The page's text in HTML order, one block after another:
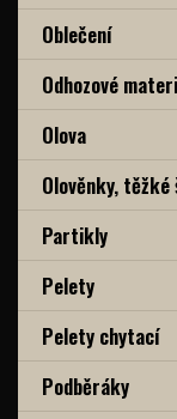
Oblečení
Odhozové
Olova
Olověnky, těžké
Partikly
Pelety
Pelety chytací
Podběráky